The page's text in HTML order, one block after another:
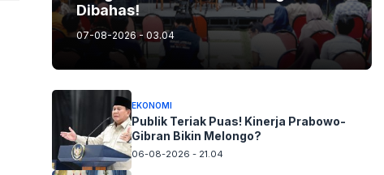
Dibahas!
07-08-2026 - 03.04
EKONOMI
Publik Teriak Puas! Kinerja Prabowo-
Gibran Bikin Melongo?
06-08-2026 - 21.04